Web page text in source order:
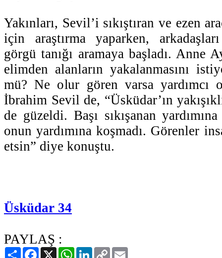
Yakınları, Sevil’i sıkıştıran ve ezen
için araştırma yaparken,
görgü tanığı aramaya başladı. Anne
elimden alanların yakalanmasını
mü? Ne olur gören varsa yardımcı
İbrahim Sevil de, “Üsküdar’ın
de güzeldi. Başı sıkışanan
onun yardımına koşmadı. Görenler
etsin” diye konuştu.
Üsküdar 34
PAYLAŞ :
PaylaşFacebook
X WhatsAppLinkedIn
Copy